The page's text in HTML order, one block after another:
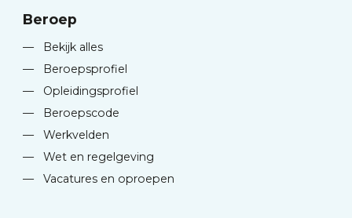
Beroep
—
Bekijk alles
—
Beroepsprofiel
—
Opleidingsprofiel
—
Beroepscode
—
Werkvelden
—
Wet en regelgeving
—
Vacatures en oproepen